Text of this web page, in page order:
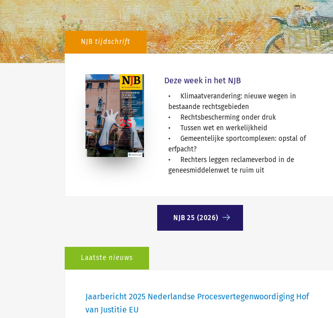
NJB tijdschrift
Deze week in het NJB
Klimaatverandering: nieuwe wegen in
bestaande rechtsgebieden
Rechtsbescherming onder druk
Tussen wet en werkelijkheid
Gemeentelijke sportcomplexen: opstal of
erfpacht?
Rechters leggen reclameverbod in de
geneesmiddelenwet te ruim uit
NJB 25 (2026)
Laatste nieuws
Jaarbericht 2025 Nederlandse Procesvertegenwoordiging Hof
van Justitie EU